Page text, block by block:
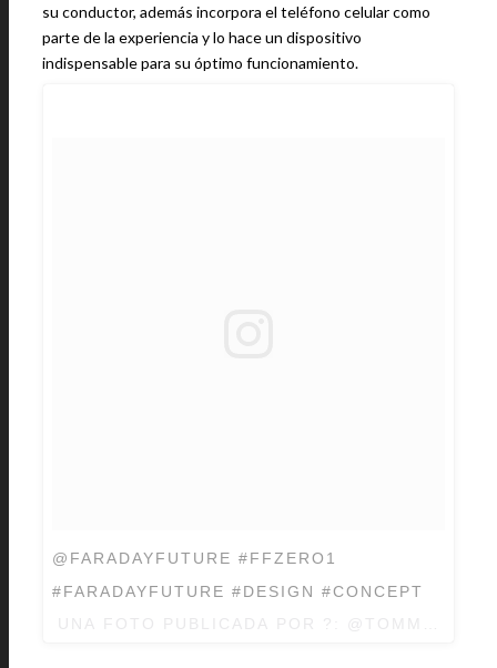
su conductor, además incorpora el teléfono celular como
parte de la experiencia y lo hace un dispositivo
indispensable para su óptimo funcionamiento.
@FARADAYFUTURE #FFZERO1
#FARADAYFUTURE #DESIGN #CONCEPT